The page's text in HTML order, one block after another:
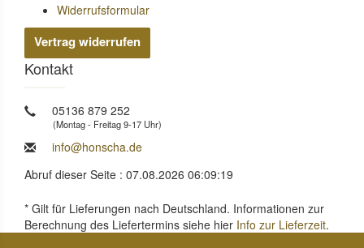
Widerrufsformular
Vertrag widerrufen
Kontakt
05136 879 252
(Montag - Freitag 9-17 Uhr)
info@honscha.de
Abruf dieser Seite : 07.08.2026 06:09:19
* Gilt für Lieferungen nach Deutschland. Informationen zur
Berechnung des Liefertermins siehe hier Info zur Lieferzeit.